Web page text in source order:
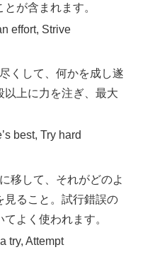
が含まれます。
effort, Strive
くして、何かを成し遂
以上に力を注ぎ、最大
best, Try hard
移して、それがどのよ
見ること。試行錯誤の
よく使われます。
try, Attempt